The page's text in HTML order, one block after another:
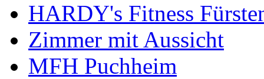
HARDY's Fitness
Zimmer mit Aussicht
MFH Puchheim